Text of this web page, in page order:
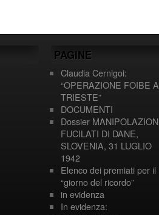
PAGINE
Claudia Cernigoi:
“OPERAZIONE FOIBE A
TRIESTE”
DOCUMENTI
Dossier
FUCILATI DI DANE,
SLOVENIA, 31 LUGLIO
1942
Elenco dei premiati per il
“giorno del ricordo”
in evidenza
In evidenza: